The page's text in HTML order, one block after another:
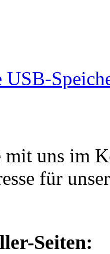
USB-
mit uns im
für
Seiten: